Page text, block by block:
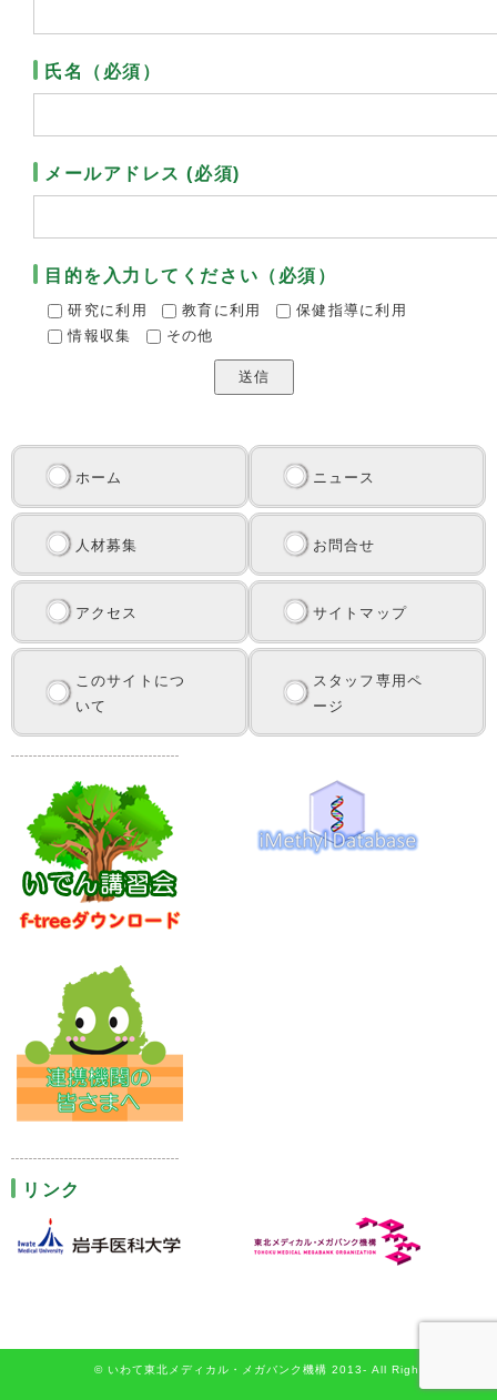
氏名（必須）
メールアドレス (必須)
目的を入力してください（必須）
研究に利用 教育に利用
保健指導に利用
情報収集
その他
ホーム ニュース
人材募集 お問合せ
アクセス サイトマップ
このサイトにつ
いて
スタッフ専用ペ
ージ
リンク
© いわて東北メディカル・メガバンク機構 2013- All Rights Reserved.